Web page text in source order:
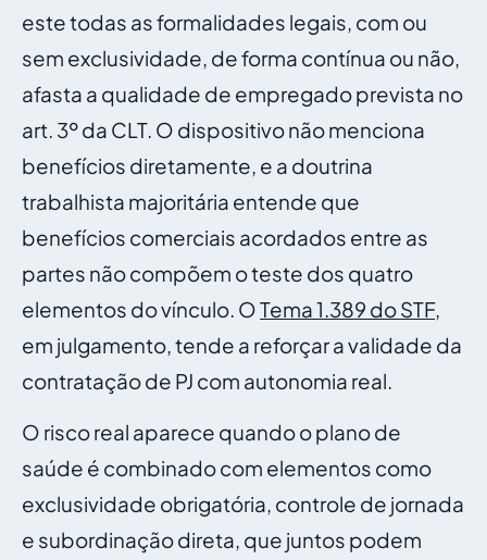
este todas as formalidades legais, com ou
sem exclusividade, de forma contínua ou não,
afasta a qualidade de empregado prevista no
art. 3º da CLT. O dispositivo não menciona
benefícios diretamente, e a doutrina
trabalhista majoritária entende que
benefícios comerciais acordados entre as
partes não compõem o teste dos quatro
elementos do vínculo. OTema 1.389 do STF,
em julgamento, tende a reforçar a validade da
contratação de PJ com autonomia real.
O risco real aparece quando o plano de
saúde é combinado com elementos como
exclusividade obrigatória, controle de jornada
e subordinação direta, que juntos podem